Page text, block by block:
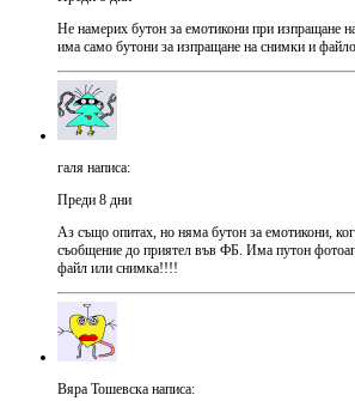
Не намерих бутон за емотикони при изпращане
има само бутони за изпращане на снимки и
галя написа:
Преди 8 дни
Аз също опитах, но няма бутон за емотикони,
съобщение до приятел във ФБ. Има путон
файл или снимка!!!!
Вяра Тошевска написа: